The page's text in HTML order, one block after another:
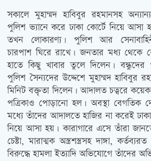
সকালে মুহাম্মদ হাবিবুর রহমানসহ
পুলিশ ভ্যানে করে ঢাকা কোর্টে নিয়ে
তখন লোকারণ্য। পুলিশ আর
চারপাশ ঘিরে রাখে। জনতার মধ্য থেকে
হাতে কিছু খাবার তুলে দিলেন। বন্ধুদের
পুলিশ সৈন্যদের উদ্দেশে মুহাম্মদ হাবিবুর
মিনিট বক্তৃতা দিলেন। আদালত চত্বরে
পত্রিকাও পোড়ানো হল। অবস্থা বেগতিক
মধ্যে তাঁদের আদালতে হাজির না করেই ঢাকা
নিয়ে আসা হয়। কারাগারে এসে তাঁরা
চেষ্টা, মারাত্মক অস্ত্রশস্ত্রসহ দাঙ্গা,
বিরুদ্ধে হামলা ইত্যাদি অভিযোগে তাঁদের